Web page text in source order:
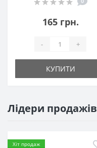
165 грн.
- +
КУПИТИ
Лідери продажів
Хіт продаж